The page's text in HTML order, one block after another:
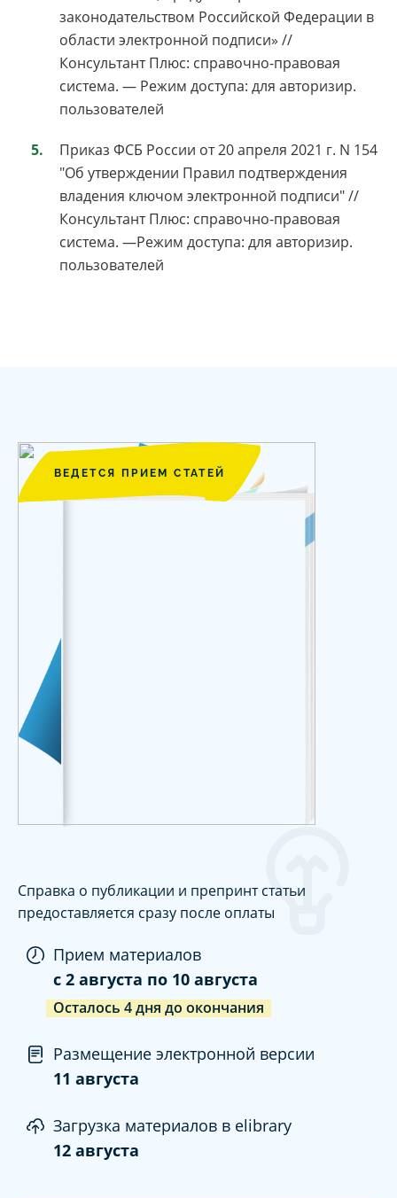
законодательством Российской Федерации в
области электронной подписи» //
Консультант Плюс: справочно-правовая
система. — Режим доступа: для авторизир.
пользователей
Приказ ФСБ России от 20 апреля 2021 г. N 154
"Об утверждении Правил подтверждения
владения ключом электронной подписи" //
Консультант Плюс: справочно-правовая
система. —Режим доступа: для авторизир.
пользователей
ВЕДЕТСЯ ПРИЕМ СТАТЕЙ
Справка о публикации и препринт статьи
предоставляется сразу после оплаты
Прием материалов
c 2 августа по 10 августа
Осталось 4дня до окончания
Размещение электронной версии
11 августа
Загрузка материалов в elibrary
12 августа